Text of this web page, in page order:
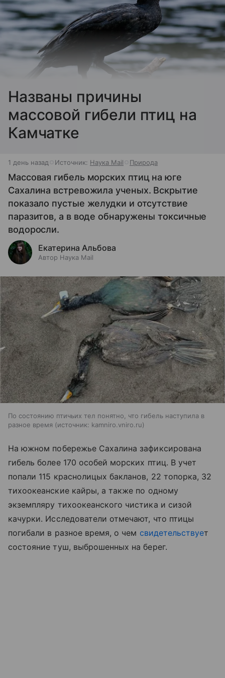
Названы причины
массовой гибели птиц на
Камчатке
1 день назад Источник: Наука Mail Природа
Массовая гибель морских птиц на юге
Сахалина встревожила ученых. Вскрытие
показало пустые желудки и отсутствие
паразитов, а в воде обнаружены токсичные
водоросли.
Екатерина Альбова
Автор Наука Mail
По состоянию птичьих тел понятно, что гибель наступила в
разное время
источник: kamniro.vniro.ru
На южном побережье Сахалина зафиксирована
гибель более 170 особей морских птиц. В учет
попали 115 краснолицых бакланов, 22 топорка, 32
тихоокеанские кайры, а также по одному
экземпляру тихоокеанского чистика и сизой
качурки. Исследователи отмечают, что птицы
погибали в разное время, о чем свидетельствует
состояние туш, выброшенных на берег.